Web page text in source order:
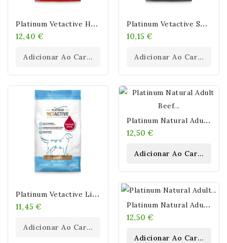
P
Latinum Vetactive Hypoallergenic Ibérico Para Perros
12,40 €
Adicionar Ao Carrinho
P
Latinum Vetactive Senior Pollo Para Perros
10,15 €
Adicionar Ao Carrinho
P
Latinum Vetactive Light Pollo Para Perros
11,45 €
Adicionar Ao Carrinho
P
Latinum Natural Adult Beef & Potato Mini Para Perros 900 Gr
12,50 €
Adicionar Ao Carrinho
P
Latinum Natural Adult Iberico & Greens Mini Para Perros 900 Gr
12,50 €
Adicionar Ao Carrinho